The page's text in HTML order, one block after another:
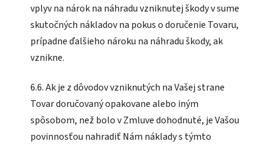
vplyv na nárok na náhradu vzniknutej škody v sume
skutočných nákladov na pokus o doručenie Tovaru,
prípadne ďalšieho nároku na náhradu škody, ak
vznikne.
6.6. Ak je z dôvodov vzniknutých na Vašej strane
Tovar doručovaný opakovane alebo iným
spôsobom, než bolo v Zmluve dohodnuté, je Vašou
povinnosťou nahradiť Nám náklady s týmto